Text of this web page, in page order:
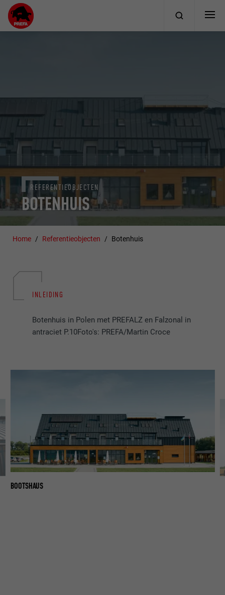
BOTENHUIS
REFERENTIEOBJECTEN
Home Referentieobjecten Botenhuis
INLEIDING
Botenhuis in Polen met PREFALZ en Falzonal in
antraciet P.10Foto's: PREFA/Martin Croce
BOOTSHAUS